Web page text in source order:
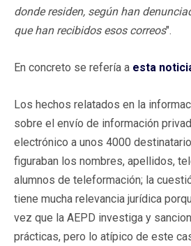
donde residen, según han
que han recibidos esos correos".
En concreto se refería a esta
Los hechos relatados en la
sobre el envío de información
electrónico a unos 4000
figuraban los nombres, apellidos,
alumnos de teleformación; la
tiene mucha relevancia jurídica
vez que la AEPD investiga y
prácticas, pero lo atípico de este